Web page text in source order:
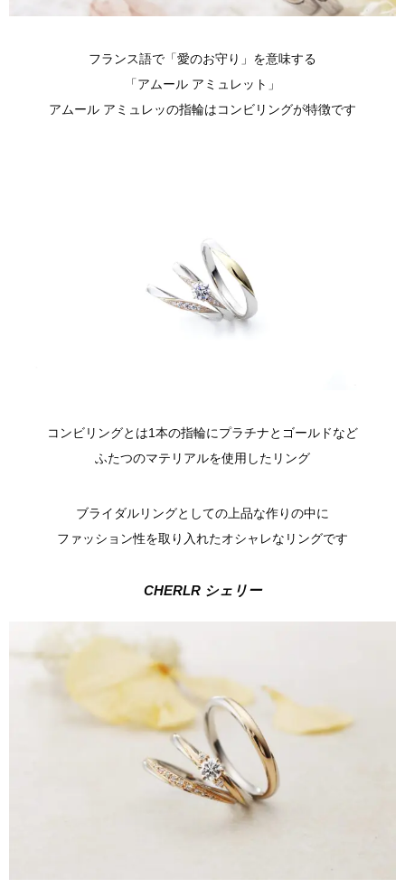
フランス語で「愛のお守り」を意味する
「アムール アミュレット」
アムール アミュレッの指輪はコンビリングが特徴です
コンビリングとは1本の指輪にプラチナとゴールドなど
ふたつのマテリアルを使用したリング
ブライダルリングとしての上品な作りの中に
ファッション性を取り入れたオシャレなリングです
CHERLR シェリー